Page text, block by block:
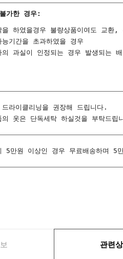
가한 경우:
하였을경우 불량상품이여도 교환,
기간을 초과하였을 경우
과실이 인정되는 경우 발생되는
라이클리닝을 권장해 드립니다.
옷은 단독세탁 하실것을 부탁드립
5만원 이상인 경우 무료배송하며 5
관련